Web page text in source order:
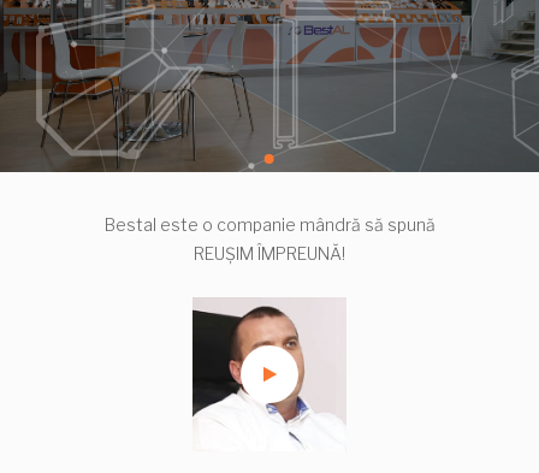
Distribuitor de Profile și Accesorii
VEZI PRODUSE MAI MULT...
Bestal este o companie mândră să spună
REUȘIM ÎMPREUNĂ!